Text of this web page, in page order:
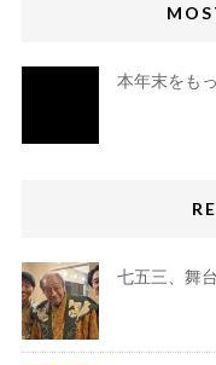
本年末をも
七五三、舞